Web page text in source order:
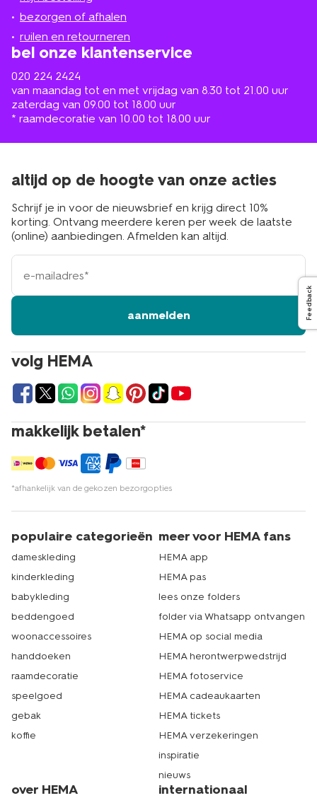
bezorgen of afhalen
ruilen en retourneren
bel onze klantenservice
020 224 2424
van maandag tot en met vrijdag van 8.30 tot 21.00 uur
zaterdag van 09.00 tot 18.00 uur
* raamdecoratie van 10.00 tot 18.00 uur
de
buurt
volg HEMA
makkelijk betalen*
*afhankelijk van de gekozen bezorgopties
altijd op de hoogte van onze acties
Schrijf je in voor de nieuwsbrief en krijg direct 10%
korting. Ontvang meerdere keren per week de laatste
(online) aanbiedingen. Afmelden kan altijd.
e-
mailadres
aanmelden
populaire categorieën
dameskleding
kinderkleding
babykleding
beddengoed
woonaccessoires
handdoeken
raamdecoratie
speelgoed
gebak
koffie
meer voor HEMA fans
HEMA app
HEMA pas
lees onze folders
folder via Whatsapp ontvangen
HEMA op social media
HEMA herontwerpwedstrijd
HEMA fotoservice
HEMA cadeaukaarten
HEMA tickets
HEMA verzekeringen
inspiratie
nieuws
over HEMA internationaal
Feedback